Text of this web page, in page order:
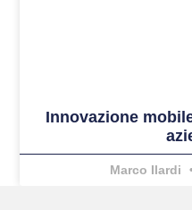
Innovazione
Marco Ilardi